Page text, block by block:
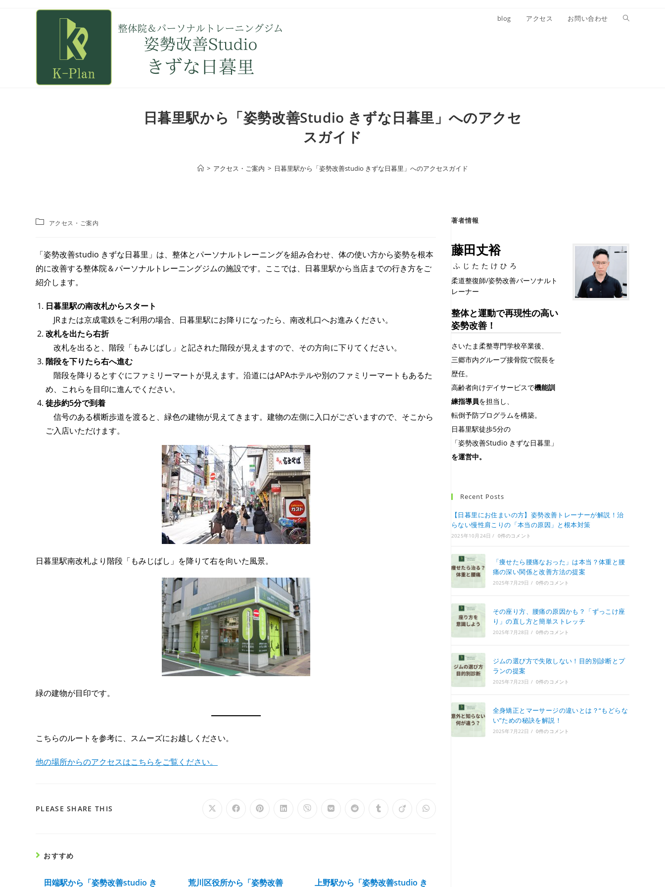
blog アクセス お問い合わせ
日暮里駅から「姿勢改善studio きずな日暮里」へのアクセ
スガイド
> アクセス・ご案内 > 日暮里駅から「姿勢改善studio きずな日暮里」へのアクセスガイド
アクセス・ご案内
「姿勢改善studio きずな日暮里」は、整体とパーソナルトレーニングを組み合わせ、体の使い方から姿勢を根本
的に改善する整体院＆パーソナルトレーニングジムの施設です。ここでは、日暮里駅から当店までの行き方をご
紹介します。
日暮里駅の南改札からスタート
JRまたは京成電鉄をご利用の場合、日暮里駅にお降りになったら、南改札口へお進みください。
改札を出たら右折
改札を出ると、階段「もみじばし」と記された階段が見えますので、その方向に下りてください。
階段を下りたら右へ進む
階段を降りるとすぐにファミリーマートが見えます。沿道にはAPAホテルや別のファミリーマートもあるた
め、これらを目印に進んでください。
徒歩約5分で到着
信号のある横断歩道を渡ると、緑色の建物が見えてきます。建物の左側に入口がございますので、そこから
ご入店いただけます。
日暮里駅南改札より階段「もみじばし」を降りて右を向いた風景。
緑の建物が目印です。
こちらのルートを参考に、スムーズにお越しください。
他の場所からのアクセスはこちらをご覧ください。
PLEASE SHARE THIS
おすすめ
田端駅から「姿勢改善studio き 荒川区役所から「姿勢改善 上野駅から「姿勢改善studio き
著者情報
藤田丈裕
ふじたたけひろ
柔道整復師/姿勢改善パーソナルト
レーナー
整体と運動で再現性の高い
姿勢改善！
さいたま柔整専門学校卒業後、
三郷市内グループ接骨院で院長を
歴任。
高齢者向けデイサービスで機能訓
練指導員を担当し、
転倒予防プログラムを構築。
日暮里駅徒歩5分の
「姿勢改善Studio きずな日暮里」
を運営中。
Recent Posts
【日暮里にお住まいの方】姿勢改善トレーナーが解説！治
らない慢性肩こりの「本当の原因」と根本対策
2025年10月24日 / 0件のコメント
「痩せたら腰痛なおった」は本当？体重と腰
痛の深い関係と改善方法の提案
2025年7月29日 / 0件のコメント
その座り方、腰痛の原因かも？「ずっこけ座
り」の直し方と簡単ストレッチ
2025年7月28日 / 0件のコメント
ジムの選び方で失敗しない！目的別診断とプ
ランの提案
2025年7月23日 / 0件のコメント
全身矯正とマーサージの違いとは？“もどらな
い”ための秘訣を解説！
2025年7月22日 / 0件のコメント